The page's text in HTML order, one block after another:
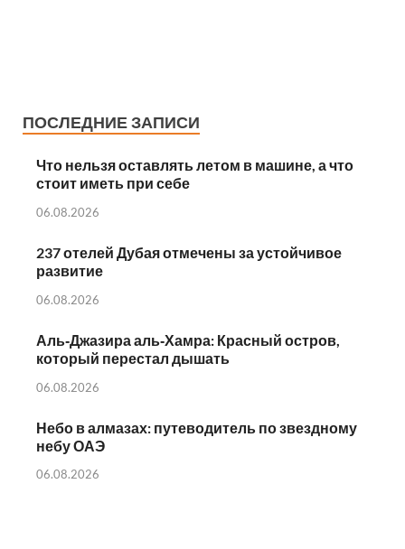
ПОСЛЕДНИЕ ЗАПИСИ
Что нельзя оставлять летом в машине, а что
стоит иметь при себе
06.08.2026
237 отелей Дубая отмечены за устойчивое
развитие
06.08.2026
Аль‑Джазира аль‑Хамра: Красный остров,
который перестал дышать
06.08.2026
Небо в алмазах: путеводитель по звездному
небу ОАЭ
06.08.2026